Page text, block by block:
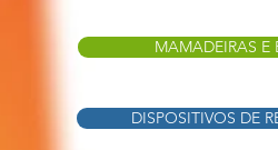
MAMADEIRAS E
DISPOSITIVOS DE